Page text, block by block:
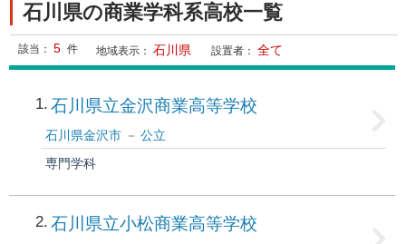
石川県の商業学科系高校一覧
該当： 5 件 地域表示： 石川県 設置者： 全て
1 石川県立金沢商業高等学校
石川県金沢市
公立
専門学科
2 石川県立小松商業高等学校